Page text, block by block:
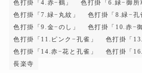
色打掛「4.赤−鶴」
色打掛「6.緑−御所
色打掛「7.緑−丸紋」
色打掛「8.緑−孔
色打掛「9.金−のし」
色打掛「10.赤−
色打掛「11.ピンク−孔雀」
色打掛「
色打掛「14.赤−花と孔雀」
色打掛「
長楽寺